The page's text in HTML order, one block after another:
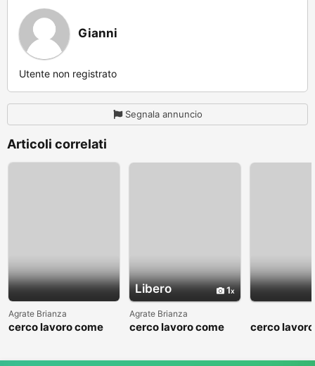
Gianni
Utente non registrato
Segnala annuncio
Articoli correlati
Agrate Brianza
cerco lavoro come
Libero 1
Agrate Brianza
cerco lavoro come
cerco